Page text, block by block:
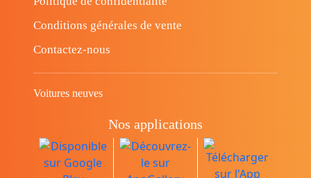
Conditions générales de vente
Contactez-nous
Voitures neuves
Nos applications